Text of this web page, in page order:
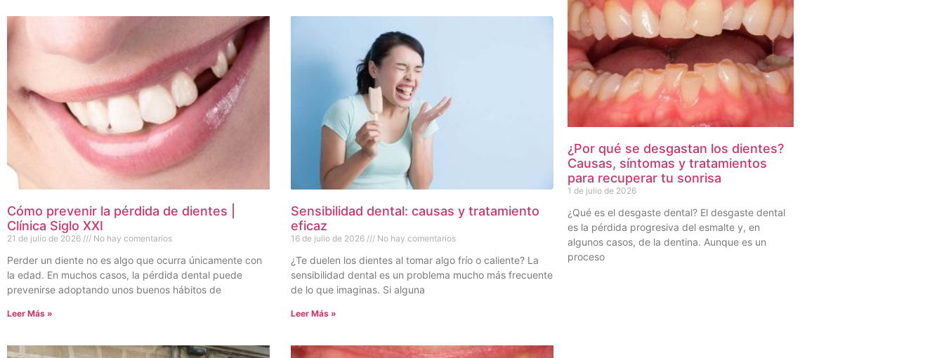
Cómo prevenir la pérdida de dientes |
Clínica Siglo XXI
21 de julio de 2026 No hay comentarios
Perder un diente no es algo que ocurra únicamente con
la edad. En muchos casos, la pérdida dental puede
prevenirse adoptando unos buenos hábitos de
Leer Más »
Sensibilidad dental: causas y tratamiento
eficaz
16 de julio de 2026 No hay comentarios
¿Te duelen los dientes al tomar algo frío o caliente? La
sensibilidad dental es un problema mucho más frecuente
de lo que imaginas. Si alguna
Leer Más »
¿Por qué se desgastan los dientes?
Causas, síntomas y tratamientos
para recuperar tu sonrisa
1 de julio de 2026
¿Qué es el desgaste dental? El desgaste dental
es la pérdida progresiva del esmalte y, en
algunos casos, de la dentina. Aunque es un
proceso